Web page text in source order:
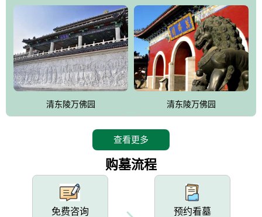
用全仿古式建筑，寻求与世界文化遗产地清东陵的和谐统一，在园
区建设中寻求陵园建设与景区建设的有机融合，充分发挥独一无二
的地形优势，打造现代艺术园林，建设旅游景观、寺庙、酒店等综
合服务设施，服务于陵园经营，使企业的多元化经营项目相互依
托、相互促进，园区绿化覆盖率达90%。
设计建造各种墓地墓位3万个；主体建筑金宝塔，墓位容量8万个，
能适应不同消费阶层的需求，为客户提供墓碑设计制作服务、特色
清东陵万佛园 清东陵万佛园
查看更多
购墓流程
免费咨询 预约看墓